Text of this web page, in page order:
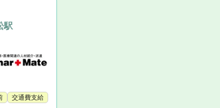
駅
交通費支給